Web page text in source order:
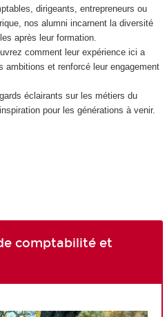
dirigeants, entrepreneurs ou
nos alumni incarnent la diversité
après leur formation.
comment leur expérience ici a
ambitions et renforcé leur engagement
éclairants sur les métiers du
pour les générations à venir.
comptabilité et